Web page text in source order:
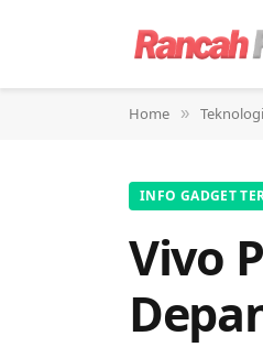
Home » Teknologi
INFO GADGET
Vivo